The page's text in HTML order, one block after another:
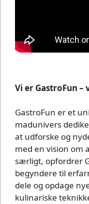
Vi er GastroFun
GastroFun er et
madunivers
at udforske og
med en vision om
særligt, opfordrer
begyndere til
dele og opdage
kulinariske